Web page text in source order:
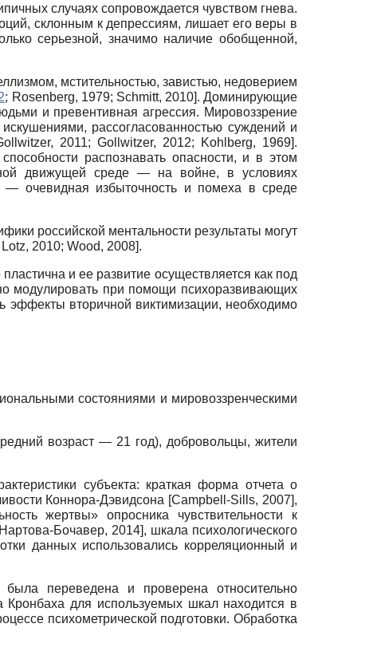
случаях сопровождается чувством гнева.
склонным к депрессиям, лишает его веры в
серьезной, значимо наличие обобщенной,
мстительностью, завистью, недоверием
; Rosenberg, 1979; Schmitt, 2010]. Доминирующие
и превентивная агрессия. Мировоззрение
рассогласованностью суждений и
2011;Gollwitzer, 2012; Kohlberg, 1969].
распознавать опасности, и в этом
движущей среде — на войне, в условиях
очевидная избыточность и помеха в среде
российской ментальности результаты могут
Lotz, 2010; Wood, 2008].
и ее развитие осуществляется как под
модулировать при помощи психоразвивающих
эффекты вторичной виктимизации, необходимо
состояниями и мировоззренческими
возраст — 21 год), добровольцы, жители
субъекта: краткая форма отчета о
Коннора-Дэвидсона [Campbell-Sills, 2007],
жертвы» опросника чувствительности к
Бочавер, 2014], шкала психологического
данных использовались корреляционный и
переведена и проверена относительно
для используемых шкал находится в
психометрической подготовки. Обработка